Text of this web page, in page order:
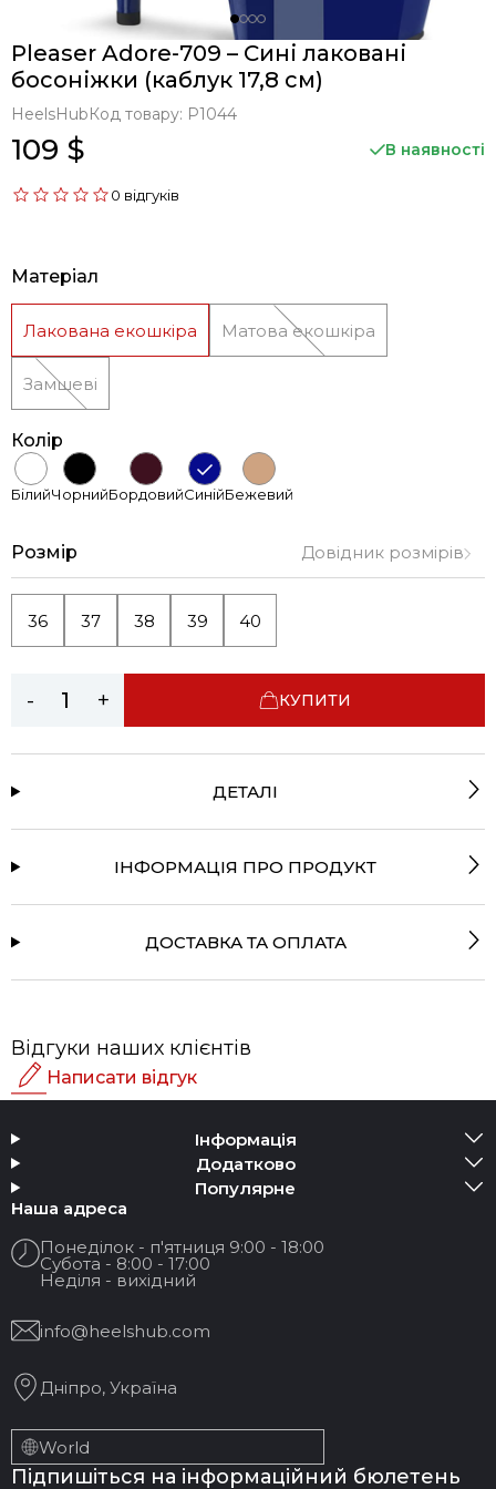
Pleaser Adore-709 – Сині лаковані
босоніжки (каблук 17,8 см)
HeelsHubКод товару: P1044
109 $ В наявності
0 відгуків
Матеріал
Лакована екошкіра Матова екошкіра
Замшеві
Колір
БілийЧорнийБордовийСинійБежевий
Розмір Довідник розмірів
36 37 38 39 40
- + КУПИТИ
ДЕТАЛІ
ІНФОРМАЦІЯ ПРО ПРОДУКТ
ДОСТАВКА ТА ОПЛАТА
Відгуки наших клієнтів
Написати відгук
Додати медіа
Ваше Ім'я:
Ваш Email
Назва відгуку
Ваш відгук:
Інформація
Додатково
Популярне
Наша адреса
Понеділок - п'ятниця 9:00 - 18:00
Субота - 8:00 - 17:00
Неділя - вихідний
info@heelshub.com
Дніпро, Україна
World
Підпишіться на інформаційний бюлетень